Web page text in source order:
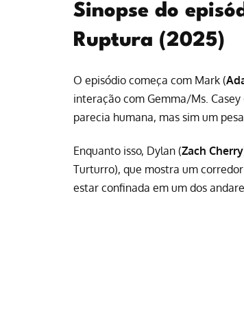
Sinopse do
Ruptura (2025)
O episódio começa com Mark (
interação com Gemma/Ms. Casey
parecia humana, mas sim um
Enquanto isso, Dylan (Zach Cherry
Turturro), que mostra um
estar confinada em um dos